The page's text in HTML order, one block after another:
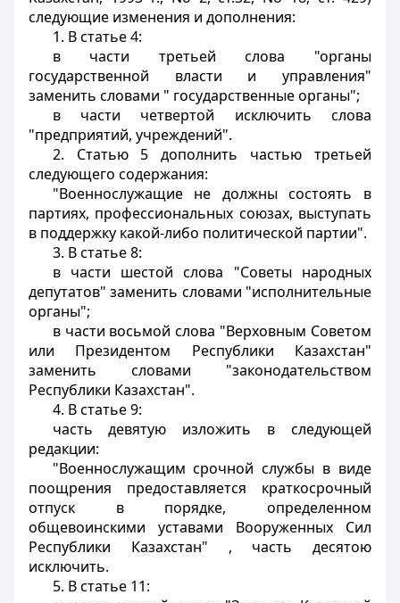
следующие изменения и дополнения:
1. В статье 4:
в части третьей слова "органы
государственной власти и управления"
заменить словами " государственные органы";
в части четвертой исключить слова
"предприятий, учреждений".
2. Статью 5 дополнить частью третьей
следующего содержания:
"Военнослужащие не должны состоять в
партиях, профессиональных союзах, выступать
в поддержку какой-либо политической партии".
3. В статье 8:
в части шестой слова "Советы народных
депутатов" заменить словами "исполнительные
органы";
в части восьмой слова "Верховным Советом
или Президентом Республики Казахстан"
заменить словами "законодательством
Республики Казахстан".
4. В статье 9:
часть девятую изложить в следующей
редакции:
"Военнослужащим срочной службы в виде
поощрения предоставляется краткосрочный
отпуск в порядке, определенном
общевоинскими уставами Вооруженных Сил
Республики Казахстан" , часть десятою
исключить.
5. В статье 11: